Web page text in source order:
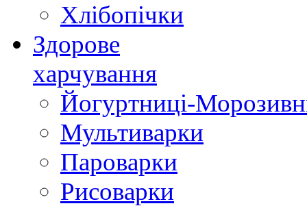
Хлібопічки
Здорове
харчування
Йогуртниці-
Мультиварки
Пароварки
Рисоварки